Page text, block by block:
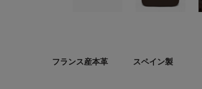
フランス産本革 スペイン製